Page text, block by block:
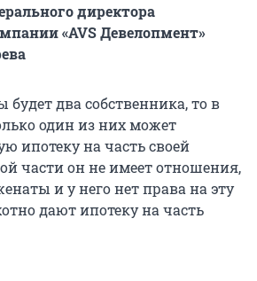
директора
«AVS Девелопмент»
будет два собственника, то в
один из них может
ипотеку на часть своей
части он не имеет отношения,
и у него нет права на эту
дают ипотеку на часть